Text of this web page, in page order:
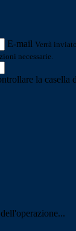
E-mail Verrà
necessarie.
la casella